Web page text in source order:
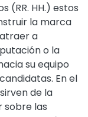
(RR. HH.) estos
la marca
a
o la
su equipo
En el
de la
sobre las